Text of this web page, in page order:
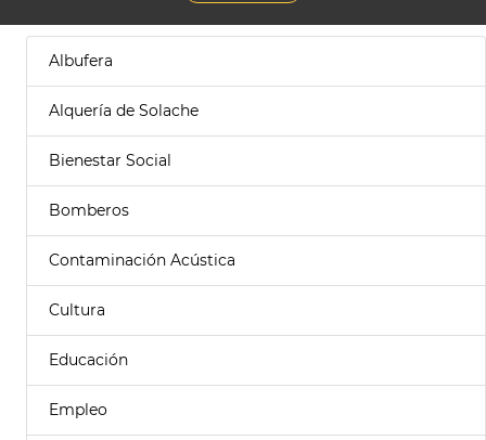
Albufera
Alquería de Solache
Bienestar Social
Bomberos
Contaminación Acústica
Cultura
Educación
Empleo